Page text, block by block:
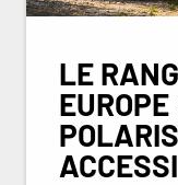
LE